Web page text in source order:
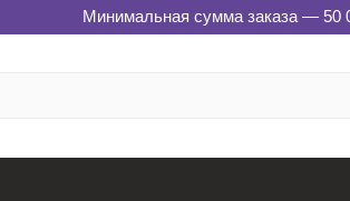
Минимальная сумма заказа — 50